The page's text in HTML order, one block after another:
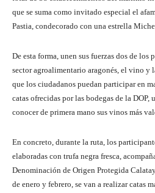
que se suma como invitado especial el
Pastia, condecorado con una estrella
De esta forma, unen sus fuerzas dos de los
sector agroalimentario aragonés, el vino y
que los ciudadanos puedan participar en
catas ofrecidas por las bodegas de la DOP,
conocer de primera mano sus vinos más
En concreto, durante la ruta, los
elaboradas con trufa negra fresca,
Denominación de Origen Protegida
de enero y febrero, se van a realizar catas